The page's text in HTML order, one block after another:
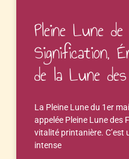
Pleine Lune
Signification,
de la Lune
La Pleine Lune du 1er
appelée Pleine Lune des
vitalité printanière. C’est
intense